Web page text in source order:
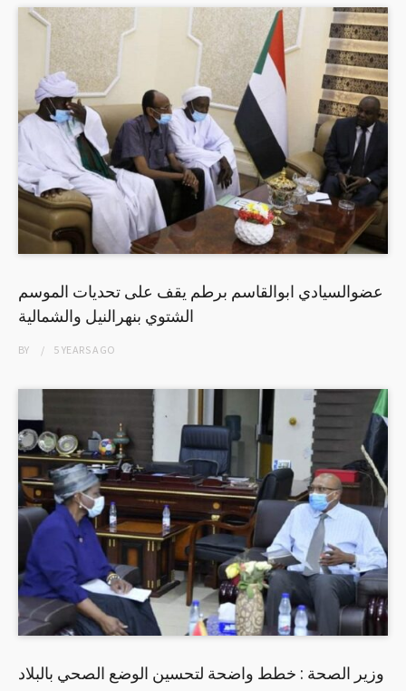
عضوالسيادي ابوالقاسم برطم يقف على تحديات الموسم
الشتوي بنهرالنيل والشمالية
BY 5 YEARSAGO
وزير الصحة : خطط واضحة لتحسين الوضع الصحي بالبلاد